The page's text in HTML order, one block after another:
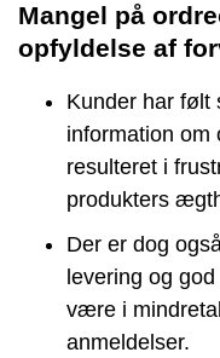
Mangel på
opfyldelse af
Kunder har følt
information om
resulteret i
produkters
Der er dog
levering og
være i
anmeldelser.